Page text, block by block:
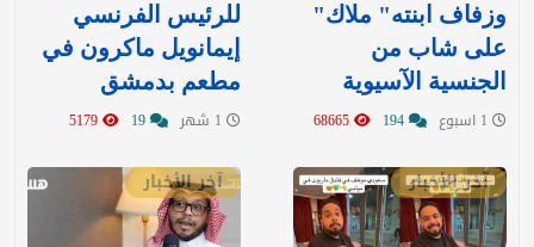
وزفاف ابنته" ملاك"
على شاب من
الجنسية الآسيوية
للرئيس الفرنسي
إيمانويل ماكرون في
مطعم بدمشق
آخر الأخبار آخر الأخبار